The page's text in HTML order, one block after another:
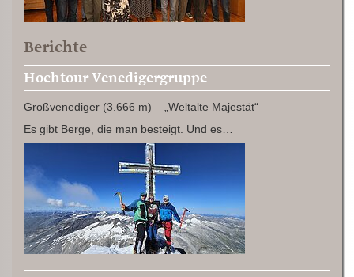
Berichte
Hochtour Venedigergruppe
Großvenediger (3.666 m) – „Weltalte Majestät“
Es gibt Berge, die man besteigt. Und es…